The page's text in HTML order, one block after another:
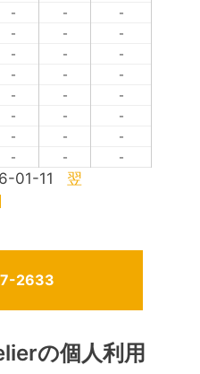
- -
-
- -
-
- -
-
- -
-
- -
-
- -
-
- -
-
- - -
01-11
翌
2633
の個人利用